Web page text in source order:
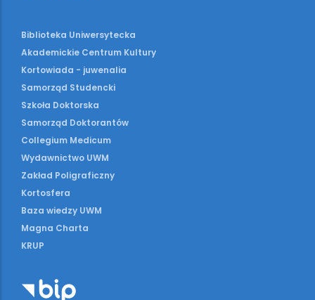
Biblioteka Uniwersytecka
Akademickie Centrum Kultury
Kortowiada - juwenalia
Samorząd Studencki
Szkoła Doktorska
Samorząd Doktorantów
Collegium Medicum
Wydawnictwo UWM
Zakład Poligraficzny
Kortosfera
Baza wiedzy UWM
Magna Charta
KRUP